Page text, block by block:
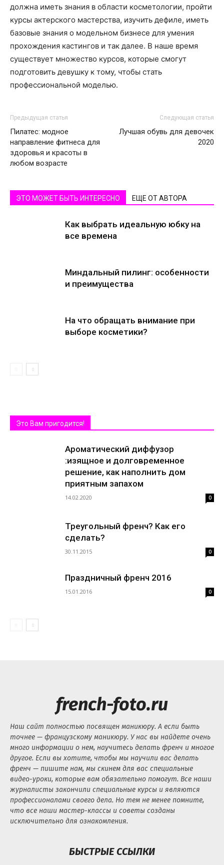
должна иметь знания в области косметологии, пройти
курсы актерского мастерства, изучить дефиле, иметь
базовые знания о модельном бизнесе для умения
прохождения кастингов и так далее. В наше время
существует множество курсов, которые смогут
подготовить девушку к тому, чтобы стать
профессиональной моделью.
Предыдущая статья
Пилатес: модное
направление фитнеса для
здоровья и красоты в
любом возрасте
Следующая статья
Лучшая обувь для девочек
2020
ЭТО МОЖЕТ БЫТЬ ИНТЕРЕСНО ЕЩЕ ОТ АВТОРА
Как выбрать идеальную юбку на
все времена
Миндальный пилинг: особенности
и преимущества
На что обращать внимание при
выборе косметики?
Это Вам пригодится!
Ароматический диффузор
:изящное и долговременное
решение, как наполнить дом
приятным запахом
14.02.2020 0
Треугольный френч? Как его
сделать?
30.11.2015 0
Праздничный френч 2016
15.01.2016 0
french-foto.ru
Наш сайт полностью посвящен маникюру. А если быть
точнее — французскому маникюру. У нас вы найдете очень
много информации о нем, научитесь делать френч и многое
другое. Если вы хотите, чтобы мы научили вас делать
френч — пишите нам, мы скинем для вас специальные
видео-уроки, которые вам обязательно помогут. Все наши
журналисты закончили специальные курсы и являются
профессионалами своего дела. Но тем не менее помните,
что все наши мастер-классы и советы созданы
исключительно для ознакомления.
БЫСТРЫЕ ССЫЛКИ